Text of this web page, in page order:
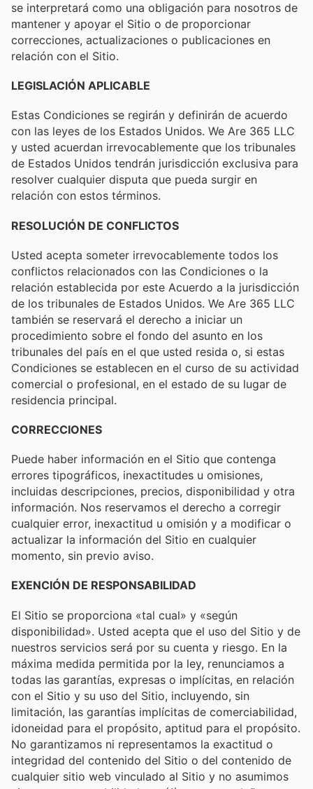
se interpretará como una obligación para nosotros de
mantener y apoyar el Sitio o de proporcionar
correcciones, actualizaciones o publicaciones en
relación con el Sitio.
LEGISLACIÓN APLICABLE
Estas Condiciones se regirán y definirán de acuerdo
con las leyes de los Estados Unidos. We Are 365 LLC
y usted acuerdan irrevocablemente que los tribunales
de Estados Unidos tendrán jurisdicción exclusiva para
resolver cualquier disputa que pueda surgir en
relación con estos términos.
RESOLUCIÓN DE CONFLICTOS
Usted acepta someter irrevocablemente todos los
conflictos relacionados con las Condiciones o la
relación establecida por este Acuerdo a la jurisdicción
de los tribunales de Estados Unidos. We Are 365 LLC
también se reservará el derecho a iniciar un
procedimiento sobre el fondo del asunto en los
tribunales del país en el que usted resida o, si estas
Condiciones se establecen en el curso de su actividad
comercial o profesional, en el estado de su lugar de
residencia principal.
CORRECCIONES
Puede haber información en el Sitio que contenga
errores tipográficos, inexactitudes u omisiones,
incluidas descripciones, precios, disponibilidad y otra
información. Nos reservamos el derecho a corregir
cualquier error, inexactitud u omisión y a modificar o
actualizar la información del Sitio en cualquier
momento, sin previo aviso.
EXENCIÓN DE RESPONSABILIDAD
El Sitio se proporciona «tal cual» y «según
disponibilidad». Usted acepta que el uso del Sitio y de
nuestros servicios será por su cuenta y riesgo. En la
máxima medida permitida por la ley, renunciamos a
todas las garantías, expresas o implícitas, en relación
con el Sitio y su uso del Sitio, incluyendo, sin
limitación, las garantías implícitas de comerciabilidad,
idoneidad para el propósito, aptitud para el propósito.
No garantizamos ni representamos la exactitud o
integridad del contenido del Sitio o del contenido de
cualquier sitio web vinculado al Sitio y no asumimos